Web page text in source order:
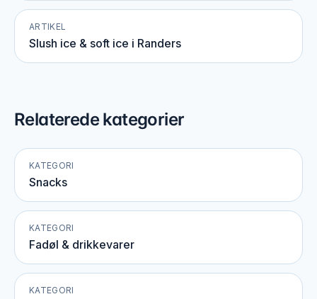
ARTIKEL
Slush ice & soft ice i Randers
Relaterede kategorier
KATEGORI
Snacks
KATEGORI
Fadøl & drikkevarer
KATEGORI